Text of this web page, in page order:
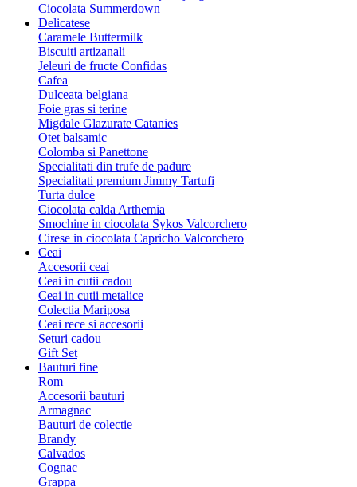
Ciocolata Summerdown
Delicatese
Caramele Buttermilk
Biscuiti artizanali
Jeleuri de fructe Confidas
Cafea
Dulceata belgiana
Foie gras si terine
Migdale Glazurate Catanies
Otet balsamic
Colomba si Panettone
Specialitati din trufe de padure
Specialitati premium Jimmy Tartufi
Turta dulce
Ciocolata calda Arthemia
Smochine in ciocolata Sykos Valcorchero
Cirese in ciocolata Capricho Valcorchero
Ceai
Accesorii ceai
Ceai in cutii cadou
Ceai in cutii metalice
Colectia Mariposa
Ceai rece si accesorii
Seturi cadou
Gift Set
Bauturi fine
Rom
Accesorii bauturi
Armagnac
Bauturi de colectie
Brandy
Calvados
Cognac
Grappa